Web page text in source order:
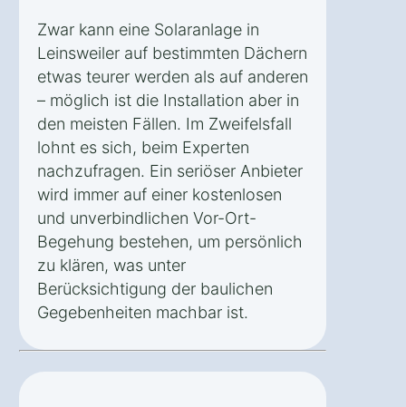
Zwar kann eine Solaranlage in
Leinsweiler auf bestimmten Dächern
etwas teurer werden als auf anderen
– möglich ist die Installation aber in
den meisten Fällen. Im Zweifelsfall
lohnt es sich, beim Experten
nachzufragen. Ein seriöser Anbieter
wird immer auf einer kostenlosen
und unverbindlichen Vor-Ort-
Begehung bestehen, um persönlich
zu klären, was unter
Berücksichtigung der baulichen
Gegebenheiten machbar ist.